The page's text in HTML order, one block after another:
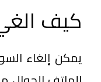
كيف
يمكن إلغاء